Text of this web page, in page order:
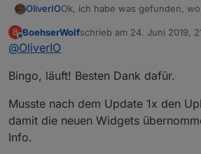
OliverIOOk, ich habe was gefunden,
Ich habe nun alle Widgets im
'Schwierigkeiten aufgefallen.
github verfügbar.
Ich bin gespannt, ob das
Instanz sich damit auch
B
Offline
BoehserWolfschrieb am 24. Juni 2019,
zuletzt editiert von
@OliverIO
Bingo, läuft! Besten Dank dafür.
Musste nach dem Update 1x den
damit die neuen Widgets
Info.